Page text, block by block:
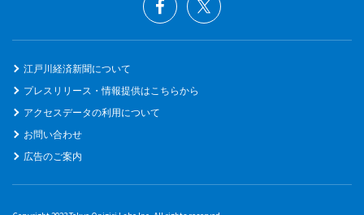
江戸川経済新聞について
プレスリリース・情報提供はこちらから
アクセスデータの利用について
お問い合わせ
広告のご案内